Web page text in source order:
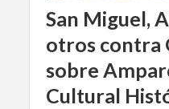
San Miguel,
otros contra
sobre
Cultural